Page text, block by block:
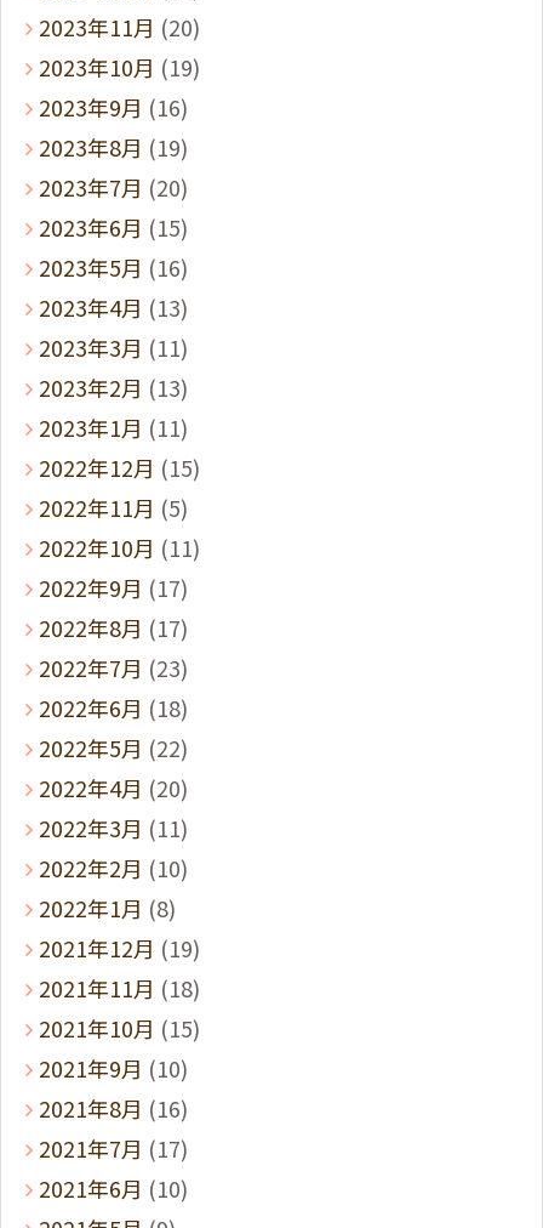
2023年11月 (20)
2023年10月 (19)
2023年9月 (16)
2023年8月 (19)
2023年7月 (20)
2023年6月 (15)
2023年5月 (16)
2023年4月 (13)
2023年3月 (11)
2023年2月 (13)
2023年1月 (11)
2022年12月 (15)
2022年11月 (5)
2022年10月 (11)
2022年9月 (17)
2022年8月 (17)
2022年7月 (23)
2022年6月 (18)
2022年5月 (22)
2022年4月 (20)
2022年3月 (11)
2022年2月 (10)
2022年1月 (8)
2021年12月 (19)
2021年11月 (18)
2021年10月 (15)
2021年9月 (10)
2021年8月 (16)
2021年7月 (17)
2021年6月 (10)